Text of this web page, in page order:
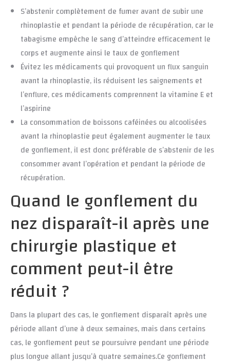
S’abstenir complètement de fumer avant de subir une
rhinoplastie et pendant la période de récupération, car le
tabagisme empêche le sang d’atteindre efficacement le
corps et augmente ainsi le taux de gonflement
Évitez les médicaments qui provoquent un flux sanguin
avant la rhinoplastie, ils réduisent les saignements et
l’enflure, ces médicaments comprennent la vitamine E et
l’aspirine
La consommation de boissons caféinées ou alcoolisées
avant la rhinoplastie peut également augmenter le taux
de gonflement, il est donc préférable de s’abstenir de les
consommer avant l’opération et pendant la période de
récupération.
Quand le gonflement du
nez disparaît-il après une
chirurgie plastique et
comment peut-il être
réduit ?
Dans la plupart des cas, le gonflement disparaît après une
période allant d’une à deux semaines, mais dans certains
cas, le gonflement peut se poursuivre pendant une période
plus longue allant jusqu’à quatre semaines.Ce gonflement